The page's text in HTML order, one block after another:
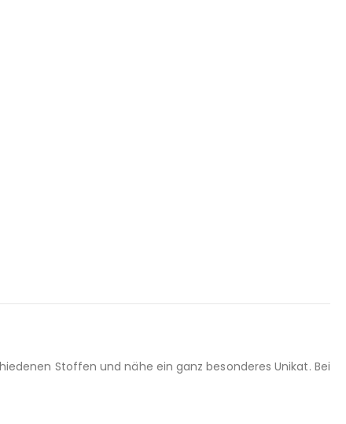
Stoffen und nähe ein ganz besonderes Unikat. Bei